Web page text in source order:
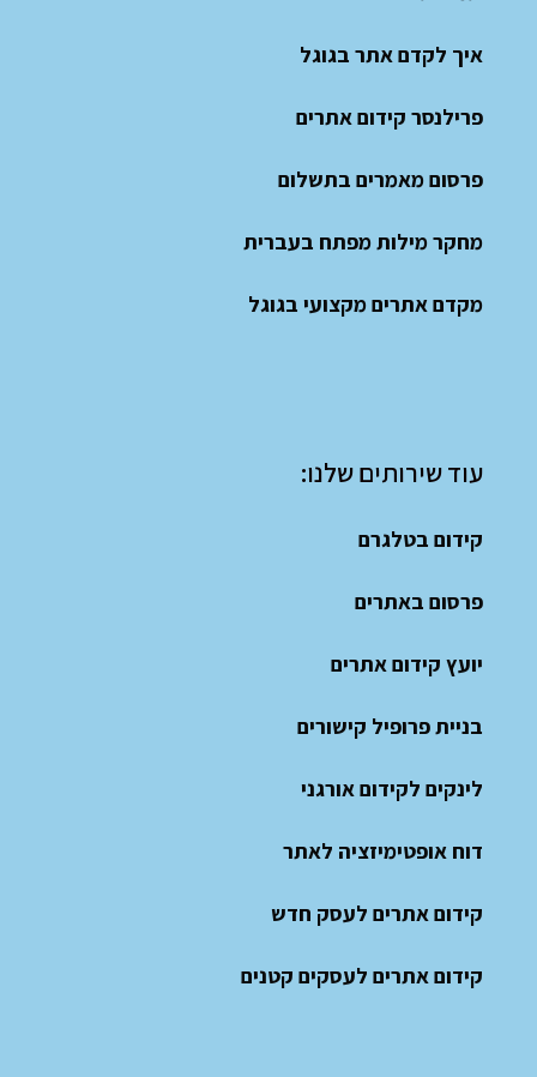
איך לקדם אתר בגוגל
פרילנסר קידום אתרים
פרסום מאמרים בתשלום
מחקר מילות מפתח בעברית
מקדם אתרים מקצועי בגוגל
עוד שירותים שלנו:
קידום בטלגרם
פרסום באתרים
יועץ קידום אתרים
בניית פרופיל קישורים
לינקים לקידום אורגני
דוח אופטימיזציה לאתר
קידום אתרים לעסק חדש
קידום אתרים לעסקים קטנים